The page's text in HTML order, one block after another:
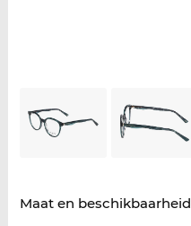
Maat en beschikbaarheid